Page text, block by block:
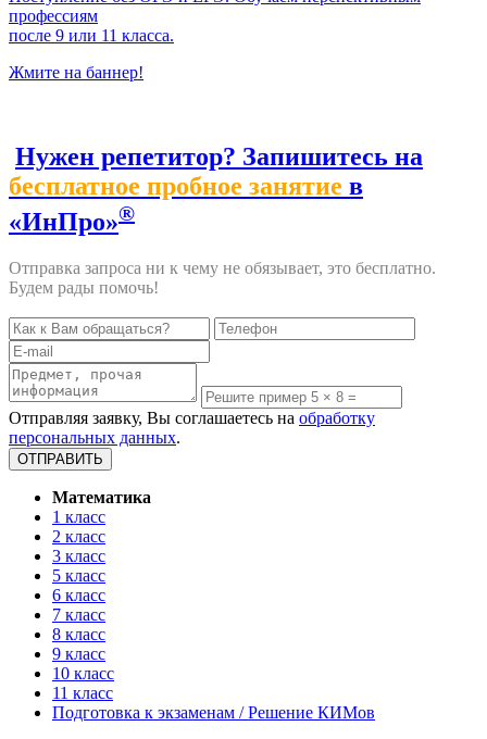
профессиям
после 9 или 11 класса.
Жмите на баннер!
Нужен репетитор? Запишитесь на
бесплатное пробное занятие в
«ИнПро»®
Отправка запроса ни к чему не обязывает, это бесплатно.
Будем рады помочь!
Отправляя заявку, Вы соглашаетесь на обработку
персональных данных.
Математика
1 класс
2 класс
3 класс
5 класс
6 класс
7 класс
8 класс
9 класс
10 класс
11 класс
Подготовка к экзаменам / Решение КИМов